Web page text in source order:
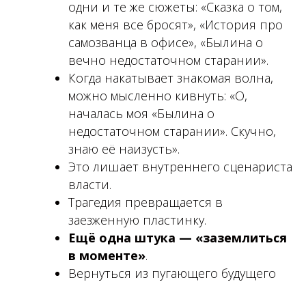
одни и те же сюжеты: «Сказка о том,
как меня все бросят», «История про
самозванца в офисе», «Былина о
вечно недостаточном старании».
Когда накатывает знакомая волна,
можно мысленно кивнуть: «О,
началась моя «Былина о
недостаточном старании». Скучно,
знаю её наизусть».
Это лишает внутреннего сценариста
власти.
Трагедия превращается в
заезженную пластинку.
Ещё одна штука — «заземлиться
в моменте».
Вернуться из пугающего будущего